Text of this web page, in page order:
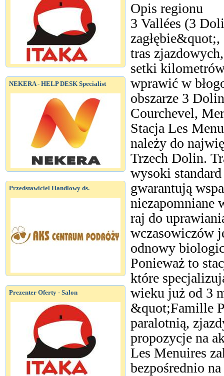
NEKERA - HELP DESK Specialist
Przedstawiciel Handlowy ds.
Prezenter Oferty - Salon
Opis regionu
3 Vallées (3
tras
setki
wprawić w
obszarze 3
Courchevel,
Stacja Les
należy do
Trzech Dolin.
wysoki
gwarantują
niezapomniane
raj do
wczasowiczów
odnowy
Ponieważ to
które
wieku już od 3
&quot;Famille
paralotnią,
propozycje na
Les Menuires
bezpośrednio